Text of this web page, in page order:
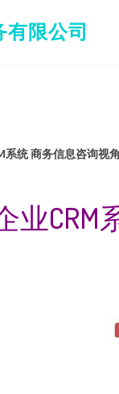
限公司
系统 商务信息咨询视
业